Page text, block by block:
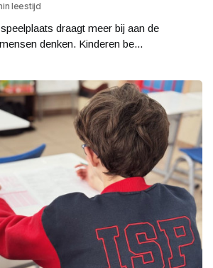
leestijd
draagt meer bij aan de
denken. Kinderen be...